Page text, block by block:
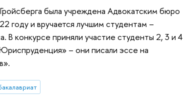
была учреждена Адвокатским бюро
году и вручается лучшим студентам –
В конкурсе приняли участие студенты 2, 3 и 4
– они писали эссе на